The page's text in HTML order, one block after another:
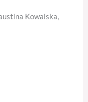
Kowalska,